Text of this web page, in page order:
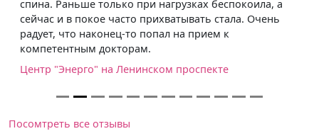
спина. Раньше только при нагрузках беспокоила, а
сейчас и в покое часто прихватывать стала. Очень
радует, что наконец-то попал на прием к
компетентным докторам.
Центр "Энерго" на Ленинском проспекте
Посомтреть все отзывы